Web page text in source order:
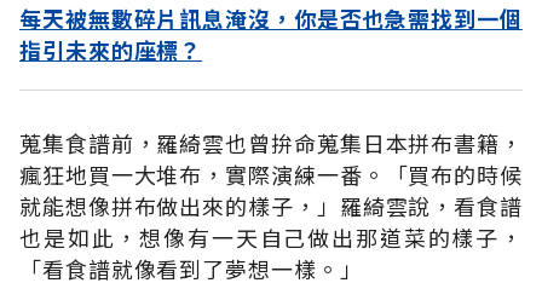
每天被無數碎片訊息淹沒，你是否也急需找到一個
指引未來的座標？
蒐集食譜前，羅綺雲也曾拚命蒐集日本拼布書籍，
瘋狂地買一大堆布，實際演練一番。「買布的時候
就能想像拼布做出來的樣子，」羅綺雲說，看食譜
也是如此，想像有一天自己做出那道菜的樣子，
「看食譜就像看到了夢想一樣。」